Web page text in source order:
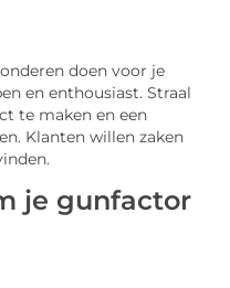
doen voor je
en enthousiast. Straal
te maken en een
Klanten willen zaken
je gunfactor